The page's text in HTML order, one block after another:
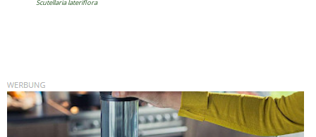
Scutellaria lateriflora